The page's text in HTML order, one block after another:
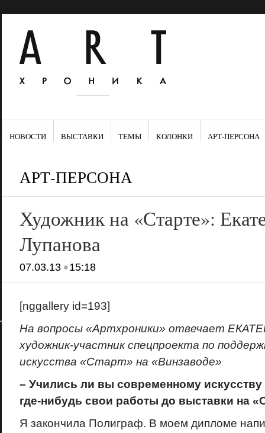
НОВОСТИ ВЫСТАВКИ ТЕМЫ КОЛОНКИ АРТ-ПЕРСОНА
АРТ-ПЕРСОНА
Художник на «Старте»:
Лупанова
07.03.13•15:18
[nggallery id=193]
На вопросы «Артхроники» отвечает
художник-участник спецпроекта по
искусства «Старт» на «Винзаводе»
– Учились ли вы современному
где-нибудь свои работы до выставки на
Я закончила Полиграф. В моем дипломе